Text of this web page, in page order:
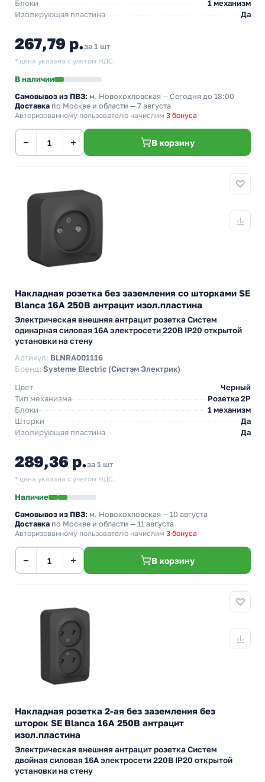
Блоки
1 механизм
Изолирующая пластина
Да
267,79 р.за 1 шт
* цена указана с учетом НДС.
В наличии
Самовывоз из ПВЗ: м. Новохохловская — Сегодня до 18:00
Доставка по Москве и области — 7 августа
Авторизованному пользователю начислим 3 бонуса
− + В корзину
Накладная розетка без заземления со шторками SE
Blanca 16А 250В антрацит изол.пластина
Электрическая внешняя антрацит розетка Систем
одинарная силовая 16А электросети 220В IP20 открытой
установки на стену
Артикул: BLNRA001116
Бренд: Systeme Electric (Систэм Электрик)
Цвет
Черный
Тип механизма
Розетка 2Р
Блоки
1 механизм
Шторки
Да
Изолирующая пластина
Да
289,36 р.за 1 шт
* цена указана с учетом НДС.
Наличие
Самовывоз из ПВЗ: м. Новохохловская — 10 августа
Доставка по Москве и области — 11 августа
Авторизованному пользователю начислим 3 бонуса
− + В корзину
Накладная розетка 2-ая без заземления без
шторок SE Blanca 16А 250В антрацит
изол.пластина
Электрическая внешняя антрацит розетка Систем
двойная силовая 16А электросети 220В IP20 открытой
установки на стену